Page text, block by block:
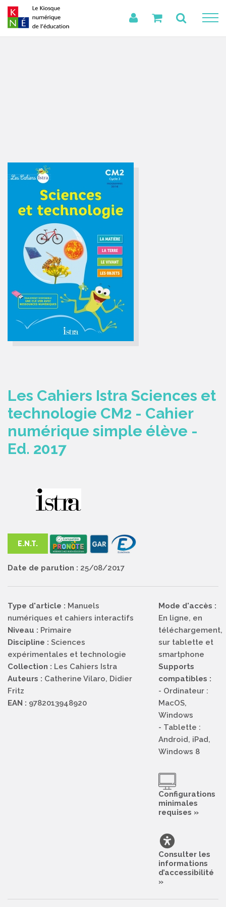
Les Cahiers Istra Sciences et
technologie CM2 - Cahier
numérique simple élève -
Ed. 2017
E.N.T.
Date de parution : 25/08/2017
Type d'article : Manuels
numériques et cahiers interactifs
Niveau : Primaire
Discipline : Sciences
expérimentales et technologie
Collection : Les Cahiers Istra
Auteurs : Catherine Vilaro, Didier
Fritz
EAN : 9782013948920
Mode d'accès :
En ligne, en
téléchargement,
sur tablette et
smartphone
Supports
compatibles :
- Ordinateur :
MacOS,
Windows
- Tablette :
Android, iPad,
Windows 8
Configurations
minimales
requises »
Consulter les
informations
d’accessibilité
»